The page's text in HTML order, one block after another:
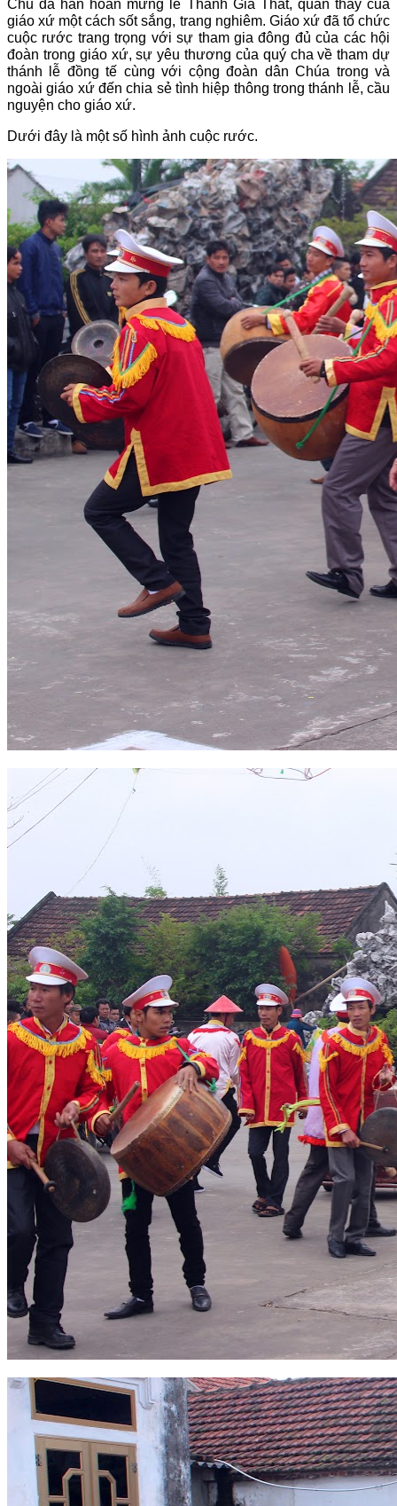
Chu đã hân hoan mừng lễ Thánh Gia Thất, quan thầy của
giáo xứ một cách sốt sắng, trang nghiêm. Giáo xứ đã tổ chức
cuộc rước trang trọng với sự tham gia đông đủ của các hội
đoàn trong giáo xứ, sự yêu thương của quý cha về tham dự
thánh lễ đồng tế cùng với cộng đoàn dân Chúa trong và
ngoài giáo xứ đến chia sẻ tình hiệp thông trong thánh lễ, cầu
nguyện cho giáo xứ.
Dưới đây là một số hình ảnh cuộc rước.